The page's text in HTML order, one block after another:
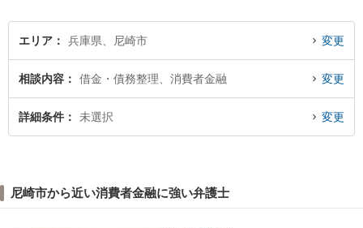
エリア 兵庫県、尼崎市 変更
相談内容 借金・債務整理、消費者金融 変更
詳細条件 未選択 変更
尼崎市から近い消費者金融に強い弁護士